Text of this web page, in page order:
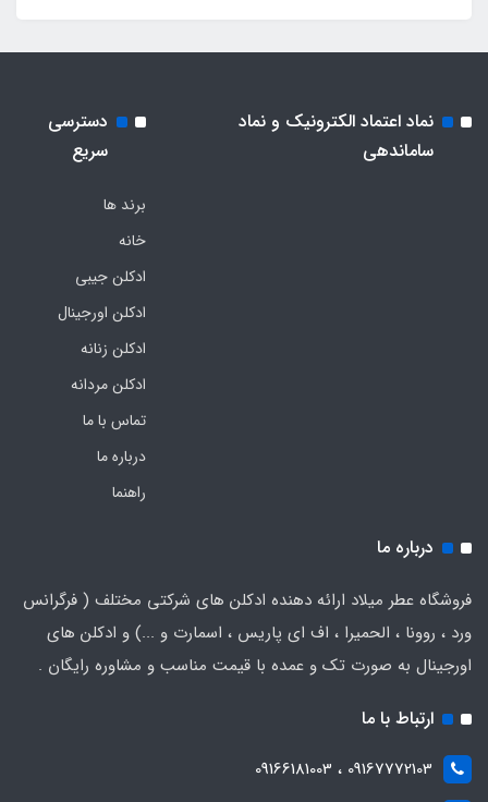
نماد اعتماد الکترونیک و نماد
ساماندهی
دسترسی
سریع
برند ها
خانه
ادکلن جیبی
ادکلن اورجینال
ادکلن زنانه
ادکلن مردانه
تماس با ما
درباره ما
راهنما
درباره ما
فروشگاه عطر میلاد ارائه دهنده ادکلن های شرکتی مختلف ( فرگرانس
ورد ، روونا ، الحمیرا ، اف ای پاریس ، اسمارت و ...) و ادکلن های
اورجینال به صورت تک و عمده با قیمت مناسب و مشاوره رایگان .
ارتباط با ما
09167772103 ، 09166181003